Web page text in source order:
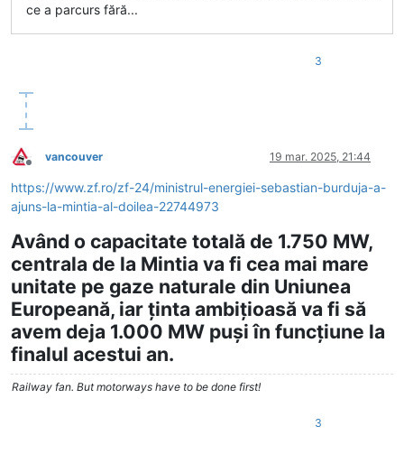
ce a parcurs fără...
3
Deconectat
vancouver 19 mar. 2025, 21:44
https://www.zf.ro/zf-24/ministrul-energiei-sebastian-burduja-a-
ajuns-la-mintia-al-doilea-22744973
Având o capacitate totală de 1.750 MW,
centrala de la Mintia va fi cea mai mare
unitate pe gaze naturale din Uniunea
Europeană, iar ţinta ambiţioasă va fi să
avem deja 1.000 MW puşi în funcţiune la
finalul acestui an.
Railway fan. But motorways have to be done first!
3